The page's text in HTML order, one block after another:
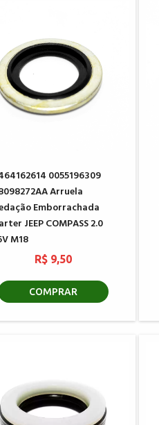
0055196309
Arruela
Emborrachada
JEEP COMPASS 2.0
M18
R$ 9,50
COMPRAR